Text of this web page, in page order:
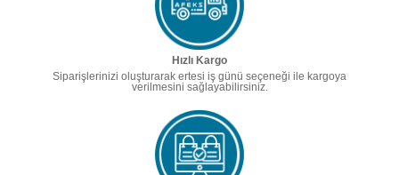
Hızlı Kargo
Siparişlerinizi oluşturarak ertesi iş günü seçeneği ile kargoya
verilmesini sağlayabilirsiniz.